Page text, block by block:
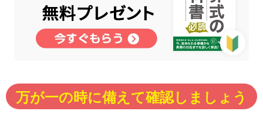
万が一の時に備えて確認しましょう